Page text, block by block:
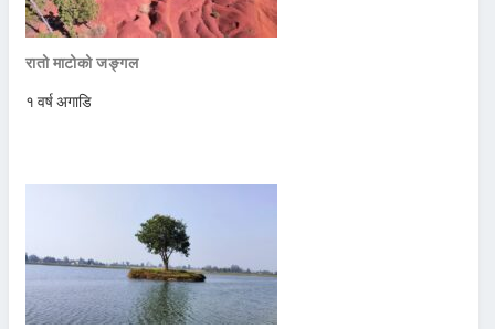
रातो माटोको जङ्गल
१ वर्ष अगाडि